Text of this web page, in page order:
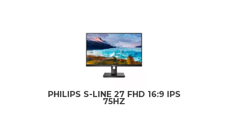
PHILIPS S-LINE 27 FHD 16:9 IPS
75HZ